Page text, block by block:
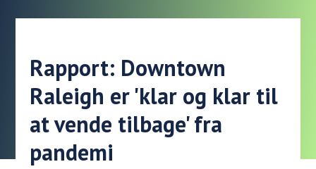
Rapport: Downtown
Raleigh er 'klar og klar til
at vende tilbage' fra
pandemi